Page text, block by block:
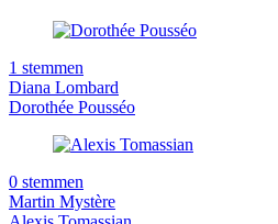
1 stemmen
Diana Lombard
Dorothée Pousséo
0 stemmen
Martin Mystère